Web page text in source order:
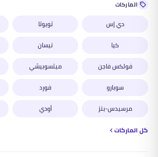
الماركات
دي إس تويوتا
كيا
نيسان
فولكس فاجن
ميتسوبيشي
سوبارو
فورد
مرسيدس-بنز
أودي
كل الماركات